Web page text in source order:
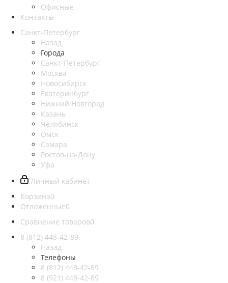
Офисные
Контакты
Санкт-Петербург
Назад
Города
Санкт-Петербург
Москва
Новосибирск
Екатеринбург
Нижний Новгород
Казань
Челябинск
Омск
Самара
Ростов-на-Дону
Уфа
Личный кабинет
Корзина0
Отложенные0
Сравнение товаров0
8 (812) 448-42-89
Назад
Телефоны
8 (812) 448-42-89
8 (921) 448-42-89